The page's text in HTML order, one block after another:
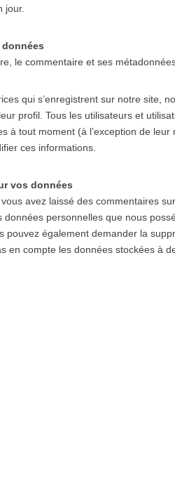
jour.
le commentaire et ses
qui s’enregistrent sur notre site,
profil. Tous les utilisateurs et
à tout moment (à l’exception de leur
ces informations.
vos données
avez laissé des commentaires
données personnelles que nous
pouvez également demander la
en compte les données stockées à